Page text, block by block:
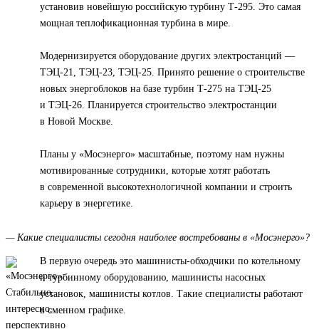
установив новейшую российскую турбину Т-295. Это самая
мощная теплофикационная турбина в мире.
Модернизируется оборудование других электростанций —
ТЭЦ-21, ТЭЦ-23, ТЭЦ-25. Принято решение о строительстве
новых энергоблоков на базе турбин Т-275 на ТЭЦ-25
и ТЭЦ-26. Планируется строительство электростанции
в Новой Москве.
Планы у «Мосэнерго» масштабные, поэтому нам нужны
мотивированные сотрудники, которые хотят работать
в современной высокотехнологичной компании и строить
карьеру в энергетике.
— Какие специалисты сегодня наиболее востребованы в «Мосэнерго»?
В первую очередь это машинисты-обходчики по котельному
и турбинному оборудованию, машинисты насосных
установок, машинисты котлов. Такие специалисты работают
в сменном графике.